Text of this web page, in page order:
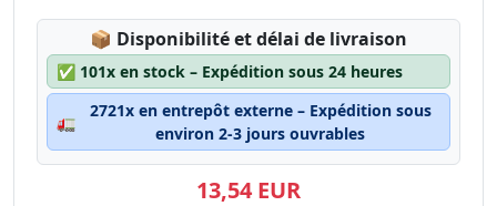
📦 Lagerstatus:
Disponibilité et délai de livraison
✅ 101x en stock – Expédition sous 24 heures
🚛
2721x en entrepôt externe – Expédition sous
environ 2-3 jours ouvrables
13,54 EUR